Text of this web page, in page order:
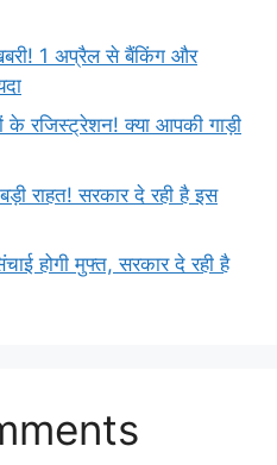
1 अप्रैल से बैंकिंग और
के रजिस्ट्रेशन! क्या आपकी गाड़ी
राहत! सरकार दे रही है इस
होगी मुफ्त, सरकार दे रही है